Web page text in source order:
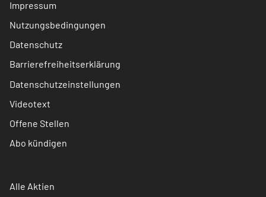
Impressum
Nutzungsbedingungen
Datenschutz
Barrierefreiheitserklärung
Datenschutzeinstellungen
Videotext
Offene Stellen
Abo kündigen
Alle Aktien